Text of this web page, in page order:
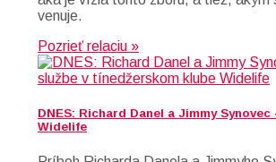
venuje.
Pozrieť relaciu »
DNES: Richard Danel a Jimmy Synovec
Widelife